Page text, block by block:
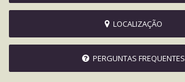
LOCALIZAÇÃO
PERGUNTAS FREQUENTES